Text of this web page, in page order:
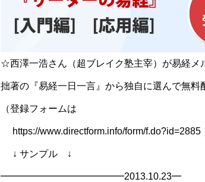
☆西澤一浩さん（超ブレイク塾主宰）が易経メ
拙著の『易経一日一言』から独自に選んで無料
（登録フォームは
https://www.directform.info/form/f.do?id=2885
↓ サンプル ↓
━━━━━━━━━━━━━2013.10.23━